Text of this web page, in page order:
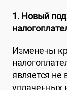
1. Новый
Изменены
является не
уплаченных